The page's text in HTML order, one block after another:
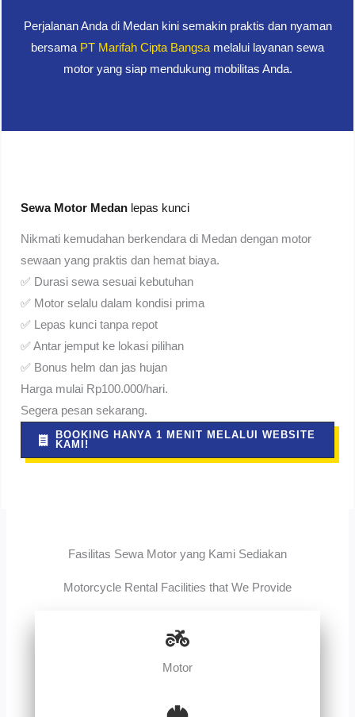
Perjalanan Anda di Medan kini semakin praktis dan nyaman
bersama PT Marifah Cipta Bangsa melalui layanan sewa
motor yang siap mendukung mobilitas Anda.
Sewa Motor Medan lepas kunci
Nikmati kemudahan berkendara di Medan dengan motor
sewaan yang praktis dan hemat biaya.
✅ Durasi sewa sesuai kebutuhan
✅ Motor selalu dalam kondisi prima
✅ Lepas kunci tanpa repot
✅ Antar jemput ke lokasi pilihan
✅ Bonus helm dan jas hujan
Harga mulai Rp100.000/hari.
Segera pesan sekarang.
BOOKING HANYA 1 MENIT MELALUI WEBSITE
KAMI!
Fasilitas Sewa Motor yang Kami Sediakan
Motorcycle Rental Facilities that We Provide
Motor